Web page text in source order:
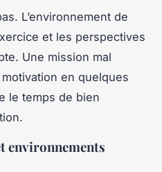
L’environnement de
et les perspectives
Une mission mal
en quelques
le temps de bien
environnements